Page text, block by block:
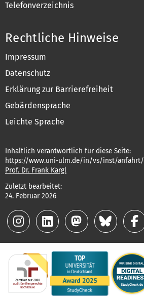
Telefonverzeichnis
Rechtliche Hinweise
Impressum
Datenschutz
Erklärung zur Barrierefreiheit
Gebärdensprache
Leichte Sprache
Inhaltlich verantwortlich für diese Seite:
https://www.uni-ulm.de/in/vs/inst/anfahrt/
Prof. Dr. Frank Kargl
Zuletzt bearbeitet:
24. Februar 2026